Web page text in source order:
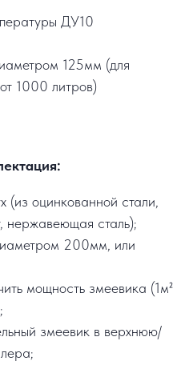
ДУ10
125мм (для
1000 литров)
(из оцинкованной стали,
нержавеющая сталь);
200мм, или
мощность змеевика (1м²
змеевик в верхнюю/